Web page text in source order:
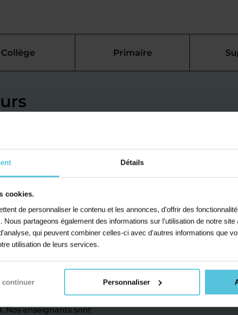
Détails
cookies.
de personnaliser le contenu et les annonces, d'offrir des
Nous partageons également des informations sur l'utilisation de notre
qui peuvent combiner celles-ci avec d'autres informations que
utilisation de leurs services.
continuer Personnaliser
Collège Primaire
à Saint-
pour mieux
lycée à Saint-Aignan-
d’anglais adaptées pour les
fondamentales du
donner son avis
un focus particulier mis sur
bilingues, nos élèves
et dynamique.
l'emploi du temps de
Nos enseignants sont